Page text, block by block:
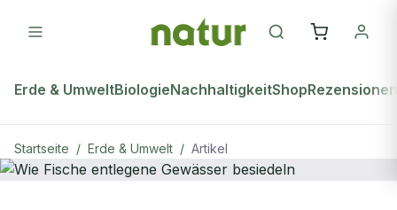
Erde & UmweltBiologieNachhaltigkeitShopRezensionen
Startseite / Erde & Umwelt / Artikel